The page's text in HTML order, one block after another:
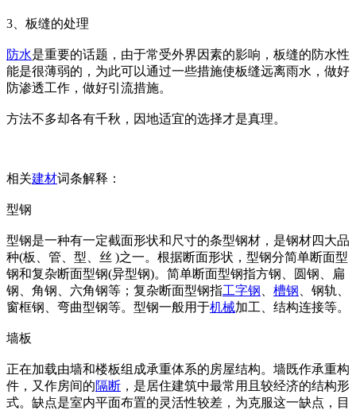
3、板缝的处理
防水是重要的话题，由于常受外界因素的影响，板缝的防水性
能是很薄弱的，为此可以通过一些措施使板缝远离雨水，做好
防渗透工作，做好引流措施。
方法不多却各有千秋，因地适宜的选择才是真理。
相关建材词条解释：
型钢
型钢是一种有一定截面形状和尺寸的条型钢材，是钢材四大品
种(板、管、型、丝 )之一。根据断面形状，型钢分简单断面型
钢和复杂断面型钢(异型钢)。简单断面型钢指方钢、圆钢、扁
钢、角钢、六角钢等；复杂断面型钢指工字钢 槽钢 、钢轨、
窗框钢、弯曲型钢等。型钢一般用于机械加工、结构连接等。
墙板
正在加载由墙和楼板组成承重体系的房屋结构。墙既作承重构
件，又作房间的隔断 ，是居住建筑中最常用且较经济的结构形
式。缺点是室内平面布置的灵活性较差，为克服这一缺点，目